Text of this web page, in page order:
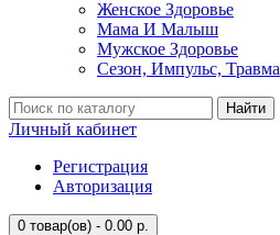
Женское Здоровье
Мама И Малыш
Мужское Здоровье
Сезон, Импульс, Травма
Найти
Личный кабинет
Регистрация
Авторизация
0 товар(ов) - 0.00 р.